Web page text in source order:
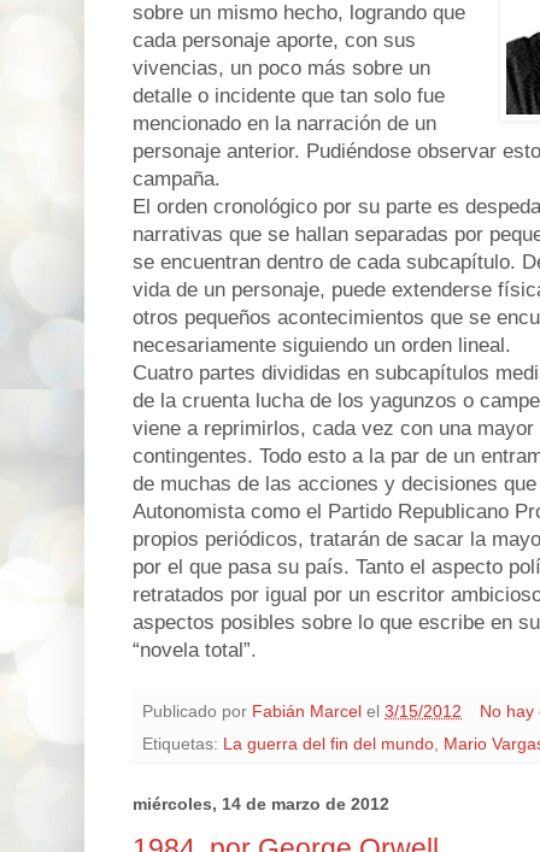
sobre un mismo hecho, logrando que
cada personaje aporte, con sus
vivencias, un poco más sobre un
detalle o incidente que tan solo fue
mencionado en la narración de un
personaje anterior. Pudiéndose observar
campaña.
El orden cronológico por su parte es
narrativas que se hallan separadas por
se encuentran dentro de cada subcapítulo.
vida de un personaje, puede extenderse
otros pequeños acontecimientos que se
necesariamente siguiendo un orden lineal.
Cuatro partes divididas en subcapítulos
de la cruenta lucha de los yagunzos o
viene a reprimirlos, cada vez con una
contingentes. Todo esto a la par de un
de muchas de las acciones y decisiones
Autonomista como el Partido Republicano
propios periódicos, tratarán de sacar la
por el que pasa su país. Tanto el aspecto
retratados por igual por un escritor
aspectos posibles sobre lo que escribe en
“novela total”.
Publicado por Fabián Marcel el 3/15/2012
No
Etiquetas: La guerra del fin del mundo Mario
miércoles, 14 de marzo de 2012